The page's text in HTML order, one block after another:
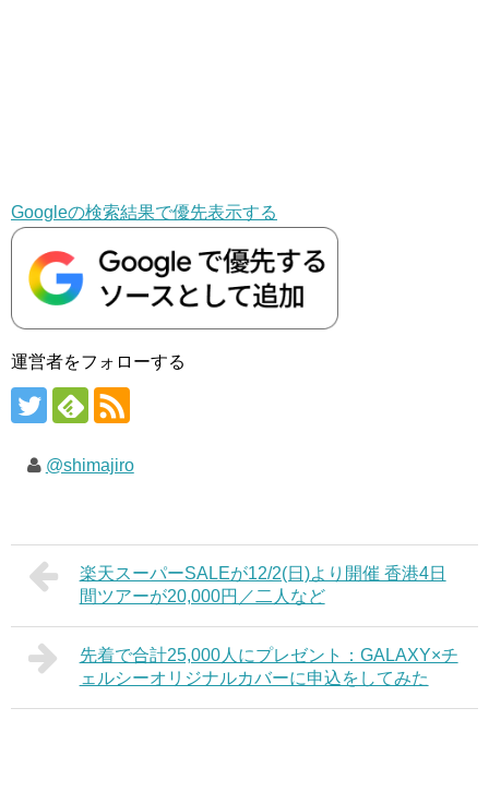
Googleの検索結果で優先表示する
運営者をフォローする
@shimajiro
楽天スーパーSALEが12/2(日)より開催 香港4日
間ツアーが20,000円／二人など
先着で合計25,000人にプレゼント：GALAXY×チ
ェルシーオリジナルカバーに申込をしてみた